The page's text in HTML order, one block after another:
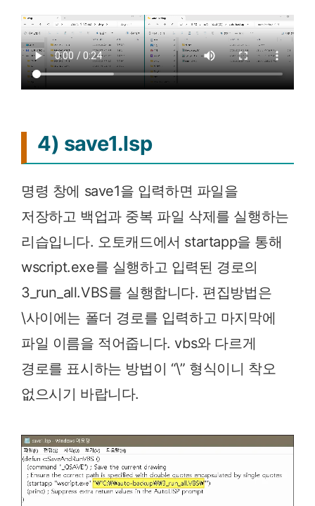
4) save1.lsp
명령 창에 save1을 입력하면 파일을
저장하고 백업과 중복 파일 삭제를 실행하는
리습입니다. 오토캐드에서 startapp을 통해
wscript.exe를 실행하고 입력된 경로의
3_run_all.VBS를 실행합니다. 편집방법은
\사이에는 폴더 경로를 입력하고 마지막에
파일 이름을 적어줍니다. vbs와 다르게
경로를 표시하는 방법이 “\” 형식이니 착오
없으시기 바랍니다.